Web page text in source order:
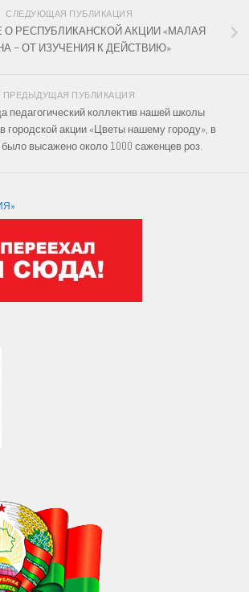
СЛЕДУЮЩАЯ ПУБЛИКАЦИЯ
РЕСПУБЛИКАНСКОЙ АКЦИИ «МАЛАЯ
– ОТ ИЗУЧЕНИЯ К ДЕЙСТВИЮ»
ПРЕДЫДУЩАЯ ПУБЛИКАЦИЯ
педагогический коллектив нашей школы
городской акции «Цветы нашему городу», в
высажено около 1000 саженцев роз.